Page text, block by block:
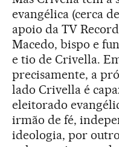
evangélica (cerca
apoio da TV
Macedo, bispo e
e tio de Crivella.
precisamente, a
lado Crivella é
eleitorado
irmão de fé,
ideologia, por